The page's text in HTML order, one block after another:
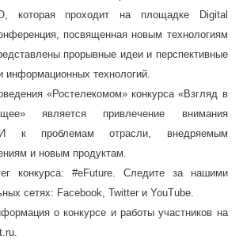
которая проходит на площадке Digital
посвященная новым технологиям
прорывные идеи и перспективные
информационных технологий.
«Ростелекомом» конкурса «Взгляд в
является привлечение внимания
к проблемам отрасли, внедряемым
и новым продуктам.
конкурса: #eFuture. Следите за нашими
сетях: Facebook, Twitter и YouTube.
о конкурсе и работы участников на